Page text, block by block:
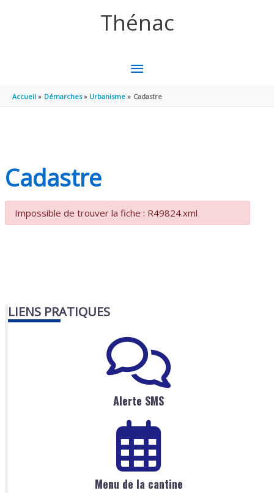
Thénac
MENU
PRINCIPAL
Accueil Démarches Urbanisme Cadastre
Cadastre
Impossible de trouver la fiche : R49824.xml
LIENS PRATIQUES
Alerte SMS
Menu de la cantine